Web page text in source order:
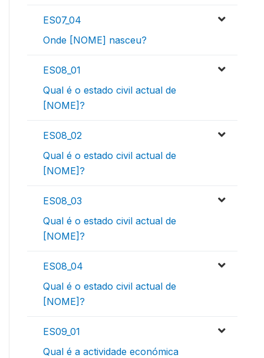
ES07_04
Onde [NOME] nasceu?
ES08_01
Qual é o estado civil actual de
[NOME]?
ES08_02
Qual é o estado civil actual de
[NOME]?
ES08_03
Qual é o estado civil actual de
[NOME]?
ES08_04
Qual é o estado civil actual de
[NOME]?
ES09_01
Qual é a actividade económica